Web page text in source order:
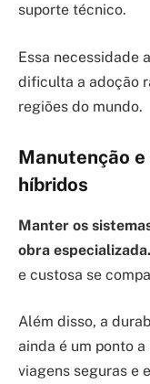
suporte técnico.
Essa necessidade
dificulta a adoção
regiões do mundo.
Manutenção
híbridos
Manter os
obra especializada.
e custosa se
Além disso, a
ainda é um ponto
viagens seguras e